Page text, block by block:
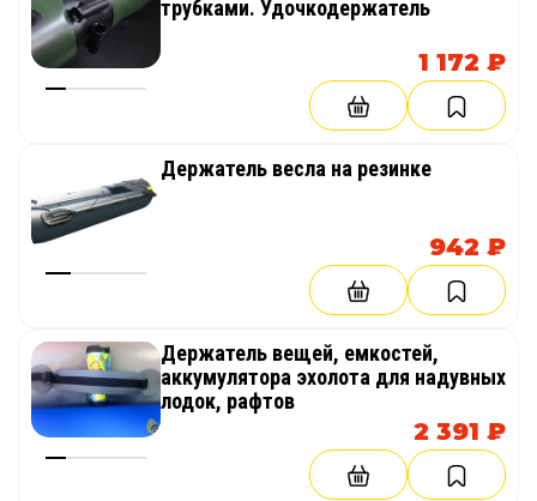
Аксессуары и комплектацию товара
трубками. Удочкодержатель
1 172 ₽
Держатель весла на резинке
942 ₽
Держатель вещей, емкостей,
аккумулятора эхолота для надувных
лодок, рафтов
2 391 ₽